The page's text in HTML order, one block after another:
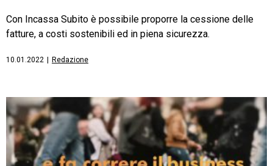
Con Incassa Subito è possibile proporre la cessione delle
fatture, a costi sostenibili ed in piena sicurezza.
10.01.2022 | Redazione